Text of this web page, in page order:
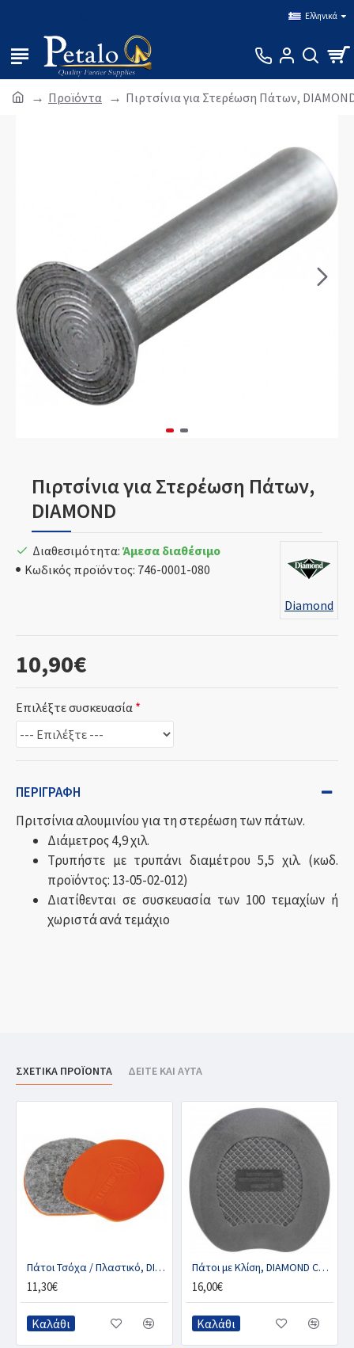
Ελληνικά
Προϊόντα Πιρτσίνια για Στερέωση Πάτων,
Πιρτσίνια για Στερέωση Πάτων,
DIAMOND
10,90€
Διαθεσιμότητα: Άμεσα διαθέσιμο
Κωδικός προϊόντος: 746-0001-080
Diamond
Επιλέξτε συσκευασία
ΠΕΡΙΓΡΑΦΉ
Πριτσίνια αλουμινίου για τη στερέωση των πάτων.
Διάμετρος 4,9 χιλ.
Τρυπήστε με τρυπάνι διαμέτρου 5,5 χιλ. (κωδ.
προϊόντος: 13-05-02-012)
Διατίθενται σε συσκευασία των 100 τεμαχίων ή
χωριστά ανά τεμάχιο
ΣΧΕΤΙΚΑ ΠΡΟΪΟΝΤΑ ΔΕΙΤΕ ΚΑΙ ΑΥΤΑ
Πάτοι Τσόχα / Πλαστικό, DIAMOND LEGEND (ζευγ.)
11,30€
Καλάθι
Πάτοι με Κλίση, DIAMOND COMPETITION (ζευγ.)
16,00€
Καλάθι